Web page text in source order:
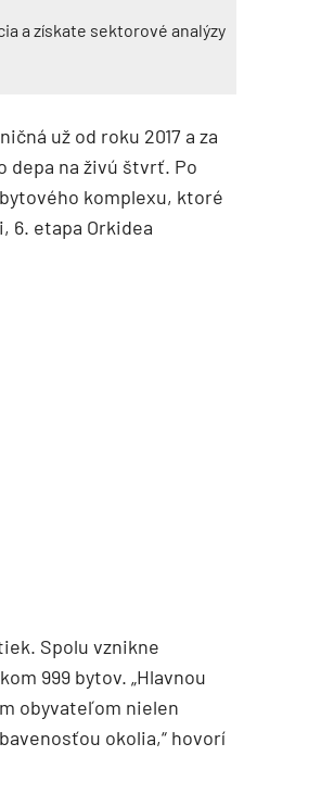
a získate sektorové analýzy
už od roku 2017 a za
depa na živú štvrť. Po
komplexu, ktoré
6. etapa Orkidea
Spolu vznikne
999 bytov. „Hlavnou
obyvateľom nielen
okolia,“ hovorí